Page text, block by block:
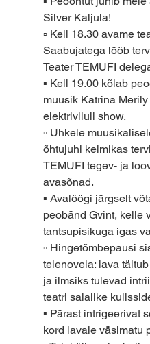
Silver Kaljula!
▫️ Kell 18.30 avame
Saabujatega lööb
Teater TEMUFI
▪️ Kell 19.00 kõlab
muusik Katrina
elektriviiuli show.
▫️ Uhkele
õhtujuhi kelmikas
TEMUFI tegev- ja
avasõnad.
▪️ Avalöögi järgselt
peobänd Gvint, kelle
tantsupisikuga igas
▫️ Hingetõmbepausi
telenovela: lava
ja ilmsiks tulevad
teatri salalike
▪️ Pärast intrigeerivat
kord lavale väsimatu